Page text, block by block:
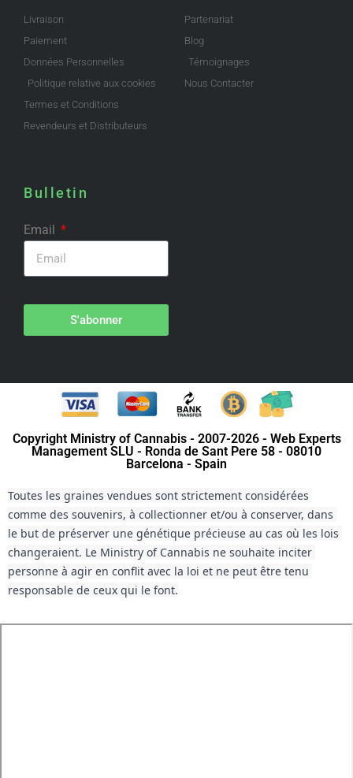
Livraison
Paiement
Données Personnelles
Politique relative aux cookies
Termes et Conditions
Revendeurs et Distributeurs
Partenariat
Blog
Témoignages
Nous Contacter
Bulletin
Email
S'abonner
Copyright Ministry of Cannabis - 2007-2026 - Web Experts
Management SLU - Ronda de Sant Pere 58 - 08010
Barcelona - Spain
Toutes les graines vendues sont strictement considérées
comme des souvenirs, à collectionner et/ou à conserver, dans
le but de préserver une génétique précieuse au cas où les lois
changeraient. Le Ministry of Cannabis ne souhaite inciter
personne à agir en conflit avec la loi et ne peut être tenu
responsable de ceux qui le font.